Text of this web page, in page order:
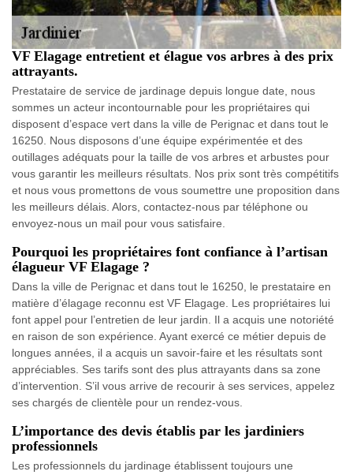
VF Elagage entretient et élague vos arbres à des prix
attrayants.
Prestataire de service de jardinage depuis longue date, nous
sommes un acteur incontournable pour les propriétaires qui
disposent d’espace vert dans la ville de Perignac et dans tout le
16250. Nous disposons d’une équipe expérimentée et des
outillages adéquats pour la taille de vos arbres et arbustes pour
vous garantir les meilleurs résultats. Nos prix sont très compétitifs
et nous vous promettons de vous soumettre une proposition dans
les meilleurs délais. Alors, contactez-nous par téléphone ou
envoyez-nous un mail pour vous satisfaire.
Pourquoi les propriétaires font confiance à l’artisan
élagueur VF Elagage ?
Dans la ville de Perignac et dans tout le 16250, le prestataire en
matière d’élagage reconnu est VF Elagage. Les propriétaires lui
font appel pour l’entretien de leur jardin. Il a acquis une notoriété
en raison de son expérience. Ayant exercé ce métier depuis de
longues années, il a acquis un savoir-faire et les résultats sont
appréciables. Ses tarifs sont des plus attrayants dans sa zone
d’intervention. S’il vous arrive de recourir à ses services, appelez
ses chargés de clientèle pour un rendez-vous.
L’importance des devis établis par les jardiniers
professionnels
Les professionnels du jardinage établissent toujours une